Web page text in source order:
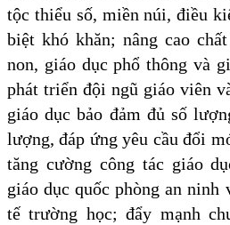
tộc thiểu số, miền núi, điều
biệt khó khăn; nâng cao
non, giáo dục phổ thông và
phát triển đội ngũ giáo viên
giáo dục bảo đảm đủ số
lượng, đáp ứng yêu cầu đổi
tăng cường công tác giáo
giáo dục quốc phòng an ninh
tế trường học; đẩy mạnh